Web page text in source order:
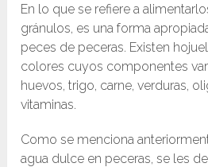
En lo que se refiere a
gránulos, es una forma
peces de peceras. Existen
colores cuyos componentes
huevos, trigo, carne, verduras,
vitaminas.
Como se menciona
agua dulce en peceras, se les